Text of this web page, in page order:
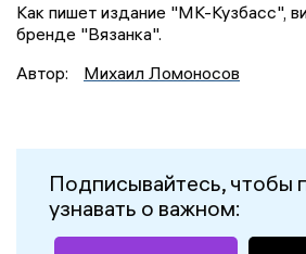
Как пишет издание "МК-Кузбасс",
бренде "Вязанка".
Автор:
Михаил Ломоносов
Подписывайтесь, чтобы
узнавать о важном: